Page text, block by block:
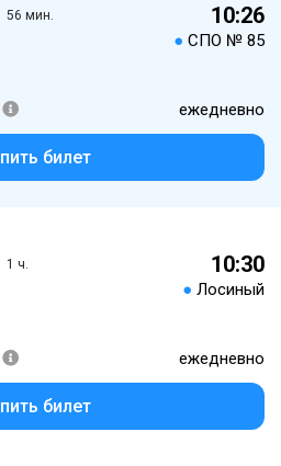
56 мин. 10:26
● СПО № 85
ежедневно
билет
1 ч. 10:30
● Лосиный
ежедневно
билет